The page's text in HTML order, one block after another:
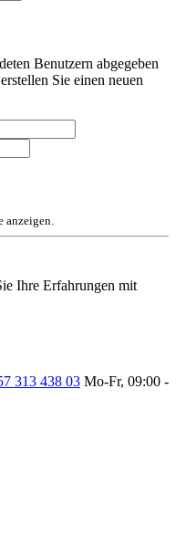
Benutzern abgegeben
Sie einen neuen
Ihre Erfahrungen mit
313 438 03 Mo-Fr, 09:00 -